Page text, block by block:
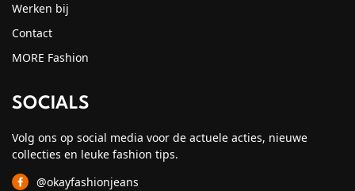
Werken bij
Contact
MORE Fashion
SOCIALS
Volg ons op social media voor de actuele acties, nieuwe
collecties en leuke fashion tips.
@okayfashionjeans